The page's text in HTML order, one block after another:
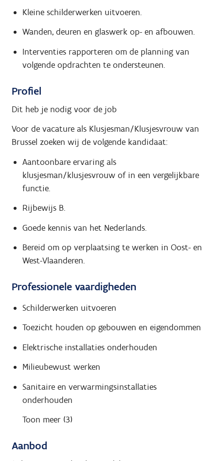
Kleine schilderwerken uitvoeren.
Wanden, deuren en glaswerk op- en afbouwen.
Interventies rapporteren om de planning van
volgende opdrachten te ondersteunen.
Profiel
Dit heb je nodig voor de job
Voor de vacature als Klusjesman/Klusjesvrouw van
Brussel zoeken wij de volgende kandidaat:
Aantoonbare ervaring als
klusjesman/klusjesvrouw of in een vergelijkbare
functie.
Rijbewijs B.
Goede kennis van het Nederlands.
Bereid om op verplaatsing te werken in Oost- en
West-Vlaanderen.
Professionele vaardigheden
Schilderwerken uitvoeren
Toezicht houden op gebouwen en eigendommen
Elektrische installaties onderhouden
Milieubewust werken
Sanitaire en verwarmingsinstallaties
onderhouden
Toon meer (3)
Aanbod